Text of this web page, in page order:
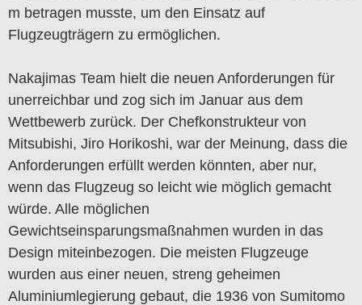
m betragen musste, um den Einsatz auf
Flugzeugträgern zu ermöglichen.
Nakajimas Team hielt die neuen Anforderungen für
unerreichbar und zog sich im Januar aus dem
Wettbewerb zurück. Der Chefkonstrukteur von
Mitsubishi, Jiro Horikoshi, war der Meinung, dass die
Anforderungen erfüllt werden könnten, aber nur,
wenn das Flugzeug so leicht wie möglich gemacht
würde. Alle möglichen
Gewichtseinsparungsmaßnahmen wurden in das
Design miteinbezogen. Die meisten Flugzeuge
wurden aus einer neuen, streng geheimen
Aluminiumlegierung gebaut, die 1936 von Sumitomo